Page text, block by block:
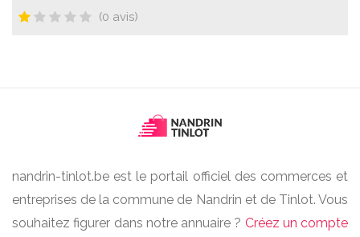
(0 avis)
nandrin-tinlot.be est le portail officiel des commerces et
entreprises de la commune de Nandrin et de Tinlot. Vous
souhaitez figurer dans notre annuaire ? Créez un compte